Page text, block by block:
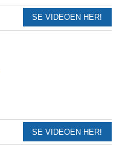
SE VIDEOEN HER!
SE VIDEOEN HER!